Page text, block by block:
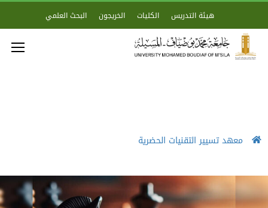
هيئة التدريس الكليات الخريجون البحث العلمي
معهد تسيير التقنيات الحضرية